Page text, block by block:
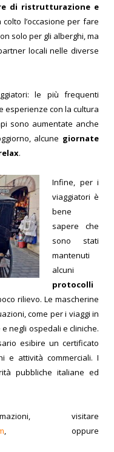
di ristrutturazione e
l’occasione per fare
solo per gli alberghi, ma
locali nelle diverse
le più frequenti
esperienze con la cultura
sono aumentate anche
alcune giornate
.
Infine, per i
viaggiatori è
bene
sapere che
sono stati
mantenuti
alcuni
protocolli
rilievo. Le mascherine
come per i viaggi in
negli ospedali e cliniche.
esibire un certificato
e attività commerciali. I
pubbliche italiane ed
visitare
, oppure